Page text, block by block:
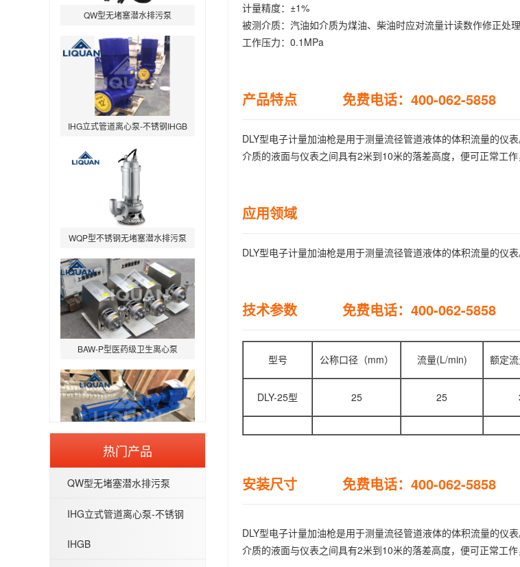
IHG立式管道离心泵-不锈钢IHGB
WQP型不锈钢无堵塞潜水排污泵
BAW-P型医药级卫生离心泵
G型不锈钢螺杆泵-污泥螺杆泵
热门产品
QW型无堵塞潜水排污泵
IHG立式管道离心泵-不锈钢
IHGB
计量精度：±1%
被测介质：汽油如介质为煤油、柴油时应对流量计读数作修正处理
工作压力：0.1MPa
产品特点 免费电话：400-062-5858
DLY型电子计量加油枪是用于测量流径管道液体的体积流量的仪
介质的液面与仪表之间具有2米到10米的落差高度，便可正常工作
应用领域
DLY型电子计量加油枪是用于测量流径管道液体的体积流量的仪
技术参数 免费电话：400-062-5858
型号 公称口径（mm） 流量(L/min) 额定
DLY-25型 25 25
安装尺寸 免费电话：400-062-5858
DLY型电子计量加油枪是用于测量流径管道液体的体积流量的仪
介质的液面与仪表之间具有2米到10米的落差高度，便可正常工作